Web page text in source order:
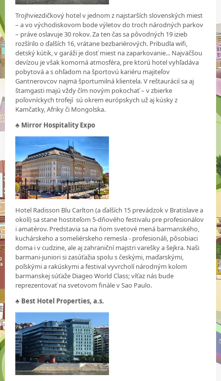
Trojhviezdičkový hotel v jednom z najstarších slovenských miest
– a vo východiskovom bode výletov do troch národných parkov
– práve oslavuje 30 rokov. Za ten čas sa pôvodných 19 izieb
rozšírilo o ďalších 16, vrátane bezbariérových. Pribudla wifi,
detský kútik, v garáži je dosť miest na zaparkovanie... Najväčšou
devízou je však komorná atmosféra, pre ktorú hotel vyhľadáva
pobytová a s ohľadom na športovú kariéru majiteľov
Gantnerovcov najmä športumilná klientela. V reštaurácií sa aj
štamgasti majú vždy čím novým pokochať – v zbierke
poľovníckych trofejí sú okrem európskych už aj kúsky z
Kamčatky, Afriky či Mongolska.
♣ Mirror Hospitality Expo
Hotel Radisson Blu Carlton (a ďalších 15 prevádzok v Bratislave a
okolí) sa stane hostiteľom 5-dňového festivalu pre profesionálov
i amatérov. Predstavia sa na ňom svetové mená barmanského,
kuchárskeho a someliérskeho remesla - profesionáli, pôsobiaci
doma i v cudzine, ale aj zahraniční majstri varešky a šejkra. Naši
barmani-juniori si zasúťažia spolu s českými, maďarskými,
poľskými a rakúskymi a festival vyvrcholí národným kolom
barmanskej súťaže Diageo World Class; víťaz nás bude
reprezentovať na svetovom finále v Sao Paulo.
♣ Best Hotel Properties, a.s.